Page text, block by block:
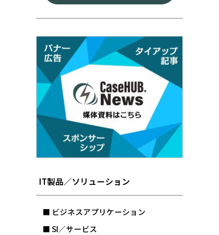
IT製品／ソリューション
■ ビジネスアプリケーション
■ SI／サービス